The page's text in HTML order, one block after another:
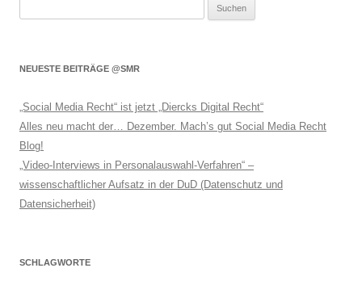
NEUESTE BEITRÄGE @SMR
„Social Media Recht“ ist jetzt „Diercks Digital Recht“
Alles neu macht der… Dezember. Mach’s gut Social Media Recht
Blog!
„Video-Interviews in Personalauswahl-Verfahren“ –
wissenschaftlicher Aufsatz in der DuD (Datenschutz und
Datensicherheit)
SCHLAGWORTE